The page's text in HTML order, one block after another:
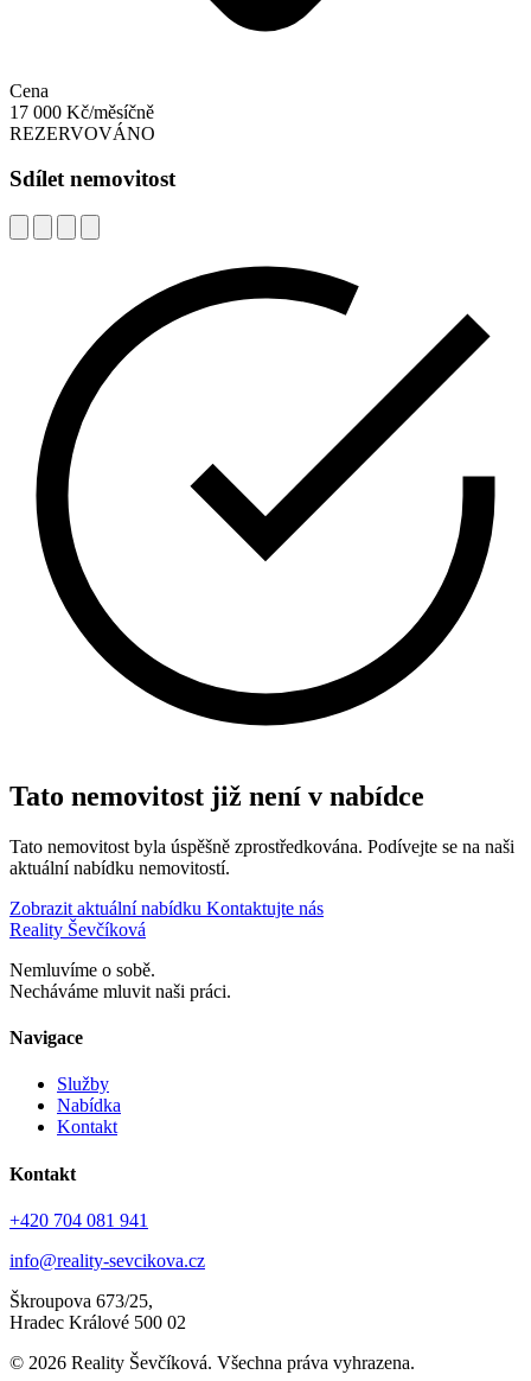
Cena
17 000 Kč/měsíčně
REZERVOVÁNO
Sdílet nemovitost
Tato nemovitost již není v nabídce
Tato nemovitost byla úspěšně zprostředkována. Podívejte se na naši
aktuální nabídku nemovitostí.
Zobrazit aktuální nabídku Kontaktujte nás
Reality Ševčíková
Nemluvíme o sobě.
Necháváme mluvit naši práci.
Navigace
Služby
Nabídka
Kontakt
Kontakt
+420 704 081 941
info@reality-sevcikova.cz
Škroupova 673/25,
Hradec Králové 500 02
© 2026 Reality Ševčíková. Všechna práva vyhrazena.